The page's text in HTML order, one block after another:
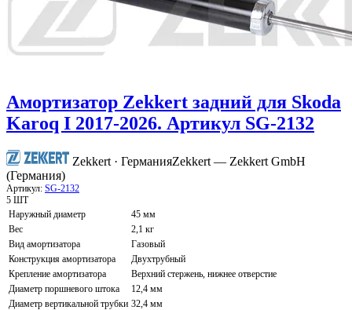
Амортизатор Zekkert задний для Skoda
Karoq I 2017-2026. Артикул SG-2132
Zekkert · ГерманияZekkert — Zekkert GmbH
(Германия)
Артикул: SG-2132
5 ШТ
Наружный диаметр
45 мм
Вес
2,1 кг
Вид амортизатора
Газовый
Конструкция амортизатора
Двухтрубный
Крепление амортизатора
Верхний стержень, нижнее отверстие
Диаметр поршневого штока
12,4 мм
Диаметр вертикальной трубки 32,4 мм